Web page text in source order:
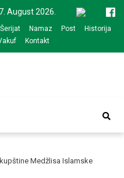
August 2026.
Šerijat Namaz Post
Historija
Kontakt
Bijeljina
Medžlisa Islamske